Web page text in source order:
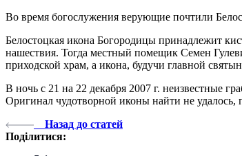
Во время богослужения верующие почтили
Белостоцкая икона Богородицы принадлежит
нашествия. Тогда местный помещик Семен
приходской храм, а икона, будучи главной
В ночь с 21 на 22 декабря 2007 г. неизвестные
Оригинал чудотворной иконы найти не удалось,
Назад до статей
Поділитися: